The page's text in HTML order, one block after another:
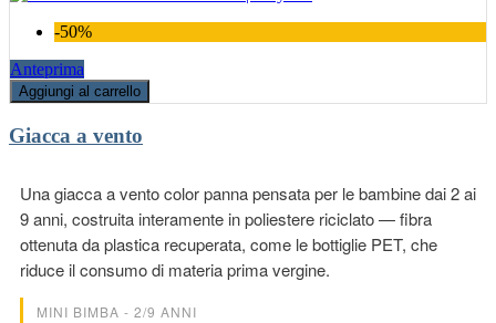
-50%
Anteprima
Aggiungi al carrello
Giacca a vento
Una giacca a vento color panna pensata per le bambine dai 2 ai
9 anni, costruita interamente in poliestere riciclato — fibra
ottenuta da plastica recuperata, come le bottiglie PET, che
riduce il consumo di materia prima vergine.
MINI BIMBA - 2/9 ANNI